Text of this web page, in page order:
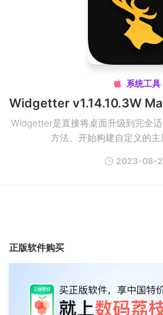
 系统工具
Widgetter是直接将桌面升级到完全
方法。开始构建自定义的
2023-08-
正版软件购买